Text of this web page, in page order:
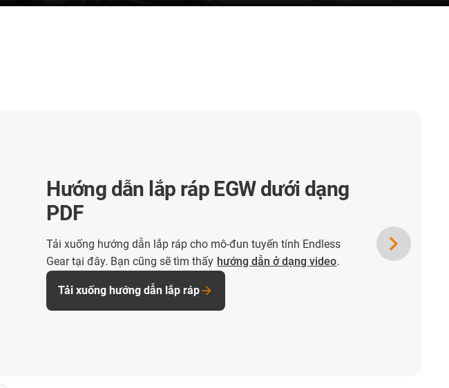
Hướng dẫn lắp ráp EGW dưới dạng
PDF
Tải xuống hướng dẫn lắp ráp cho mô-đun tuyến tính Endless
Gear tại đây. Bạn cũng sẽ tìm thấy hướng dẫn ở dạng video.
Tải xuống hướng dẫn lắp ráp